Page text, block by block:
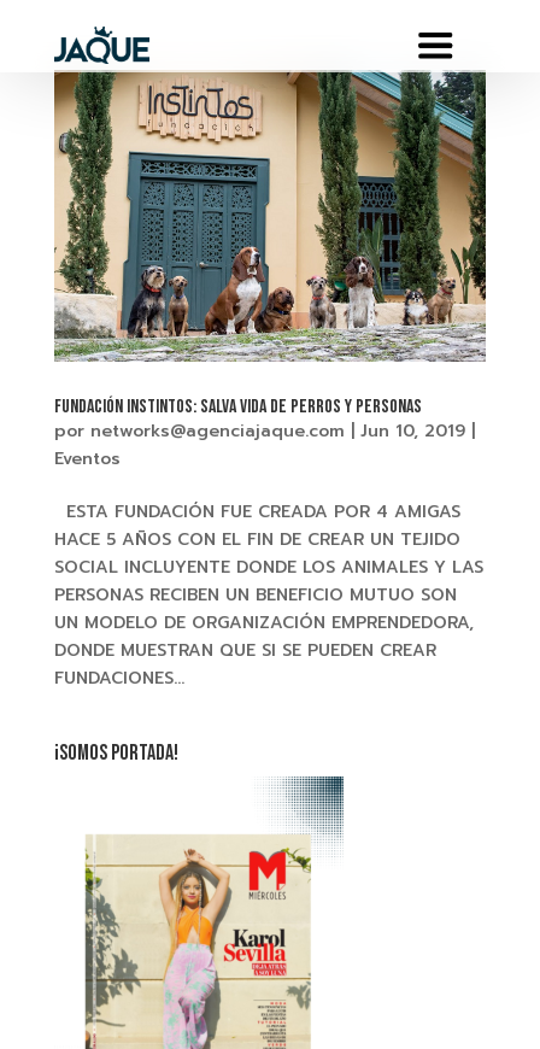
FUNDACIÓN INSTINTOS: SALVA VIDA DE PERROS Y PERSONAS
por networks@agenciajaque.com Jun 10, 2019|
Eventos
ESTA FUNDACIÓN FUE CREADA POR 4 AMIGAS
HACE 5 AÑOS CON EL FIN DE CREAR UN TEJIDO
SOCIAL INCLUYENTE DONDE LOS ANIMALES Y LAS
PERSONAS RECIBEN UN BENEFICIO MUTUO SON
UN MODELO DE ORGANIZACIÓN EMPRENDEDORA,
DONDE MUESTRAN QUE SI SE PUEDEN CREAR
FUNDACIONES...
¡SOMOS PORTADA!